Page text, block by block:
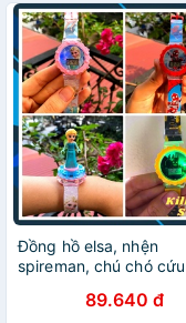
Đồng hồ elsa, nhện
spireman, chú chó
đồng hồ cho bé gái có
89.640 đ